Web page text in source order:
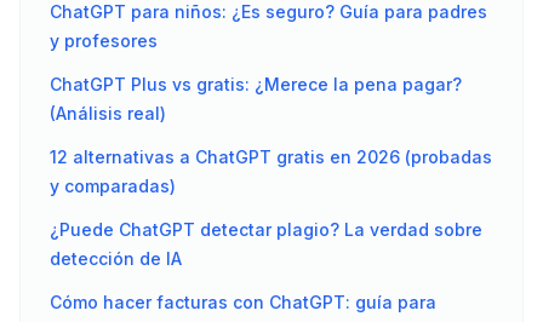
ChatGPT para niños: ¿Es seguro? Guía para padres
y profesores
ChatGPT Plus vs gratis: ¿Merece la pena pagar?
(Análisis real)
12 alternativas a ChatGPT gratis en 2026 (probadas
y comparadas)
¿Puede ChatGPT detectar plagio? La verdad sobre
detección de IA
Cómo hacer facturas con ChatGPT: guía para